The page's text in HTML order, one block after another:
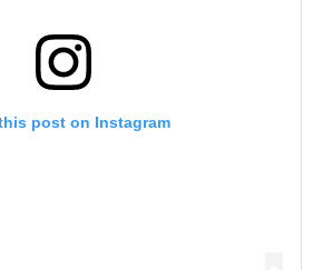
post on Instagram